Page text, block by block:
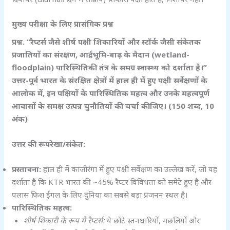
मुख्य परीक्षा के लिए प्रासंगिक प्रश्न
प्रश्न. “रैप्टर्स जैसे शीर्ष पक्षी शिकारियों और स्टॉर्क जैसी संकेतक
प्रजातियों का संरक्षण,आर्द्रभूमि-बाढ़ के मैदान (wetland-
floodplain)पारिस्थितिकी तंत्र के समग्र स्वास्थ्य को दर्शाता है।”
उत्तर-पूर्व भारत के संरक्षित क्षेत्रों में हाल ही में हुए पक्षी सर्वेक्षणों के
आलोक में,इन पक्षियों के पारिस्थितिक महत्व और उनके महत्वपूर्ण
आवासों के समक्ष उत्पन्न चुनौतियों की चर्चा कीजिए। (150शब्द, 10
अंक)
उत्तर की रूपरेखा/संकेत:
प्रस्तावना: हाल ही में काजीरंगा में हुए पक्षी सर्वेक्षण का उल्लेख करें, जो यह
दर्शाता है कि KTR भारत की ~45% रैप्टर विविधता को समेटे हुए है और
पलास फिश ईगल के लिए दुनिया का सबसे बड़ा प्रजनन स्थल है।
पारिस्थितिक महत्व:
शीर्ष शिकारी के रूप में रैप्टर्स:ये छोटे स्तनधारियों, मछलियों और